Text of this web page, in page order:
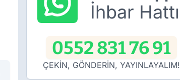
İhbar Hattı
0552 831 76 91
ÇEKİN, GÖNDERİN, YAYINLAYALIM!